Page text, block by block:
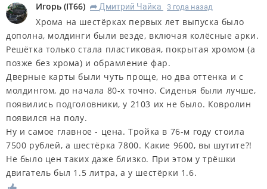
Игорь (IT66) R Дмитрий Чайка 3 года назад
Хрома на шестёрках первых лет выпуска было
дополна, молдинги были везде, включая колёсные арки.
Решётка только стала пластиковая, покрытая хромом (а
позже без хрома) и обрамление фар.
Дверные карты были чуть проще, но два оттенка и с
молдингом, до начала 80-х точно. Сиденья были лучше,
появились подголовники, у 2103 их не было. Ковролин
появился на полу.
Ну и самое главное - цена. Тройка в 76-м году стоила
7500 рублей, а шестёрка 7800. Какие 9600, вы шутите?!
Не было цен таких даже близко. При этом у трёшки
двигатель был 1.5 литра, а у шестёрки 1.6.